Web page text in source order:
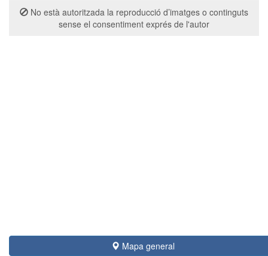
Mapa general
No està autoritzada la reproducció d’imatges o continguts
sense el consentiment exprés de l'autor